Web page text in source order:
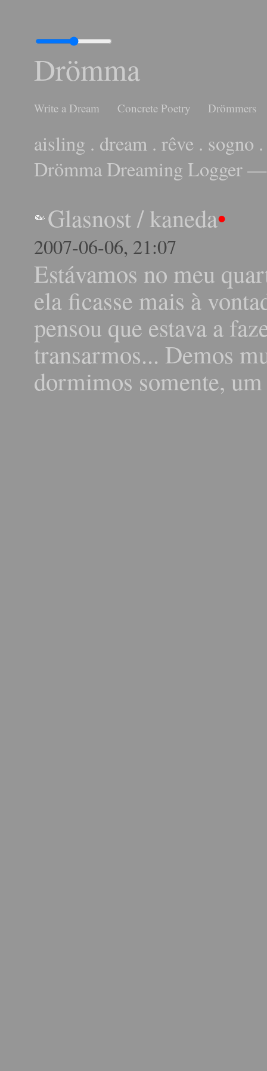
Drömma
Write a Dream Concrete Poetry Drömmers
aisling . dream . rêve . sogno
Drömma Dreaming Logger
Glasnost/kaneda•
2007-06-06, 21:07
Estávamos no meu
ela ficasse mais à
pensou que estava a
transarmos... Demos
dormimos somente,